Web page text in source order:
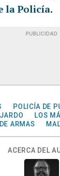
la Policía.
PUBLICIDAD
POLICÍA DE
LOS
ARMAS
ACERCA DEL